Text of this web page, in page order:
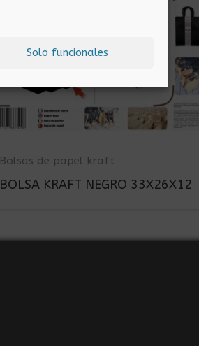
Solo funcionales
Bolsas de papel kraft
BOLSA KRAFT NEGRO 33X26X12